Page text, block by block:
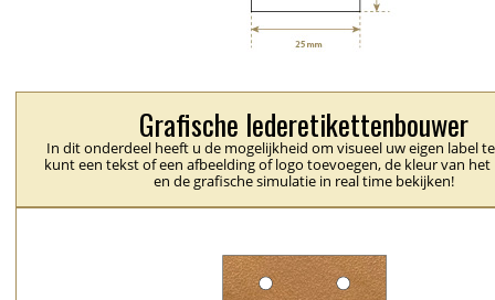
Grafische lederetikettenbouwer
In dit onderdeel heeft u de mogelijkheid om visueel uw eigen label
kunt een tekst of een afbeelding of logo toevoegen, de kleur van het
en de grafische simulatie in real time bekijken!